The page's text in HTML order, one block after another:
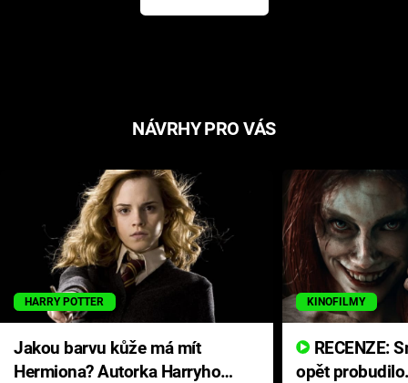
NÁVRHY PRO VÁS
HARRY POTTER
Jakou barvu kůže má mít
Hermiona? Autorka Harryho
KINOFILMY
opět